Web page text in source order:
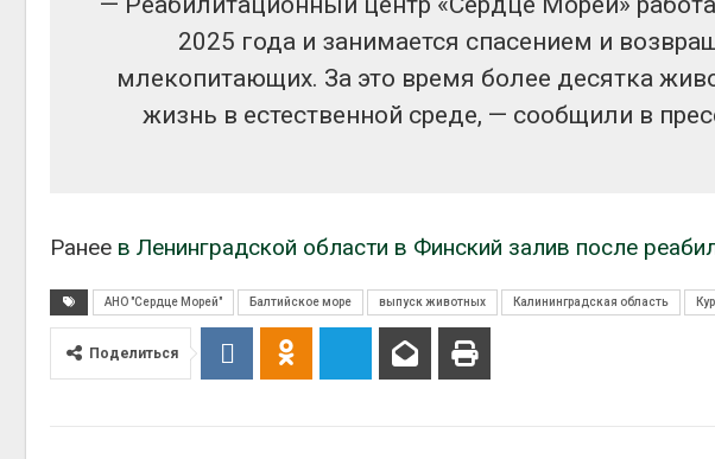
2025 года и занимается спасением и
млекопитающих. За это время более десятка
жизнь в естественной среде, — сообщили в
Ранее в Ленинградской области в Финский залив после
АНО "Сердце Морей" Балтийское море выпуск животных Калининградская область
Поделиться